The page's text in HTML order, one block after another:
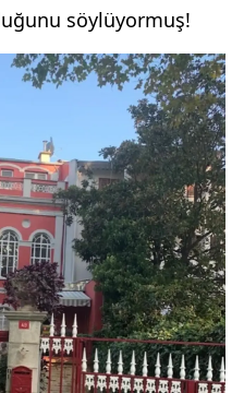
söylüyormuş!